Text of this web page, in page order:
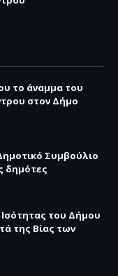
το άναμμα του
στον Δήμο
Συμβούλιο
δημότες
του Δήμου
της Βίας των